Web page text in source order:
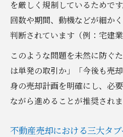
を厳しく規制しているためで
回数や期間、動機などが細か
判断されています（例：宅建
このような問題を未然に防ぐ
は単発の取引か」「今後も売
身の売却計画を明確にし、必
ながら進めることが推奨されま
不動産売却における三大タ